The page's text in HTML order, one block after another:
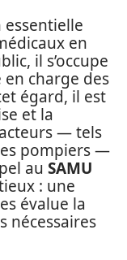
en
il s’occupe
en charge des
égard, il est
et la
— tels
pompiers —
au SAMU
: une
évalue la
nécessaires